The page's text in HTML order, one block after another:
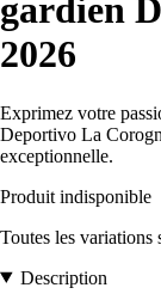
gardien
2026
Exprimez votre
Deportivo La
exceptionnelle.
Produit indisponible
Toutes les variations
Description